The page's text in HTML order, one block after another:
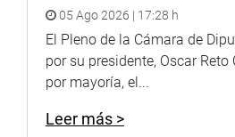
Sistema de Archivo Fotográfico
http://www4.congreso.gob.pe/
05 Ago 2026 | 17:28 h
El Pleno de la Cámara de
por su presidente, Oscar Reto
por mayoría, el...
Leer más >